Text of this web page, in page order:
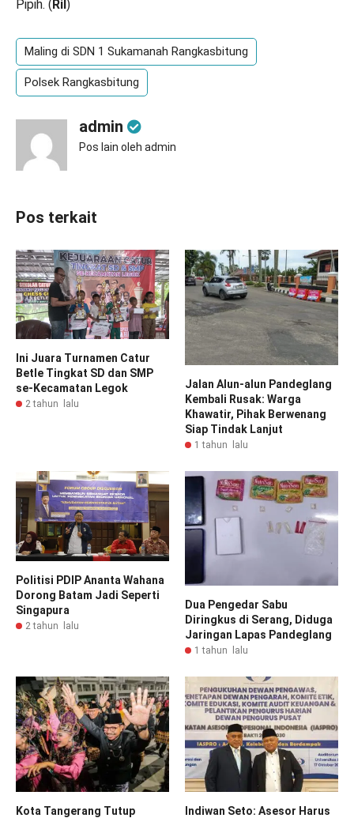
Pipih. ( Ril )
Maling di SDN 1 Sukamanah Rangkasbitung
Polsek Rangkasbitung
admin
Pos lain oleh admin
Pos terkait
Ini Juara Turnamen Catur
Betle Tingkat SD dan SMP
se-Kecamatan Legok
2 tahun lalu
Jalan Alun-alun Pandeglang
Kembali Rusak: Warga
Khawatir, Pihak Berwenang
Siap Tindak Lanjut
1 tahun lalu
Politisi PDIP Ananta Wahana
Dorong Batam Jadi Seperti
Singapura
2 tahun lalu
Dua Pengedar Sabu
Diringkus di Serang, Diduga
Jaringan Lapas Pandeglang
1 tahun lalu
Kota Tangerang Tutup
Indiwan Seto: Asesor Harus